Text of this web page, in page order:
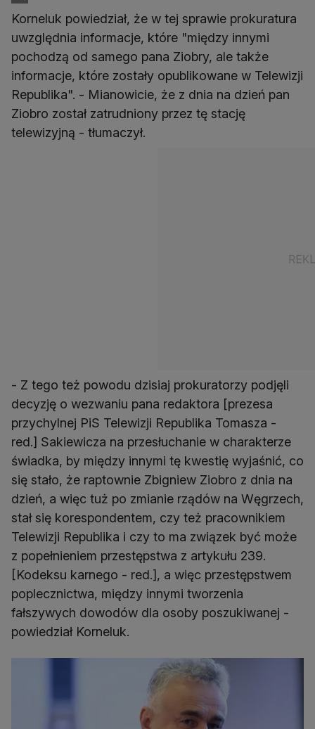
Korneluk powiedział, że w tej sprawie prokuratura
uwzględnia informacje, które "między innymi
pochodzą od samego pana Ziobry, ale także
informacje, które zostały opublikowane w Telewizji
Republika". - Mianowicie, że z dnia na dzień pan
Ziobro został zatrudniony przez tę stację
telewizyjną - tłumaczył.
- Z tego też powodu dzisiaj prokuratorzy podjęli
decyzję o wezwaniu pana redaktora [prezesa
przychylnej PiS Telewizji Republika Tomasza -
red.] Sakiewicza na przesłuchanie w charakterze
świadka, by między innymi tę kwestię wyjaśnić, co
się stało, że raptownie Zbigniew Ziobro z dnia na
dzień, a więc tuż po zmianie rządów na Węgrzech,
stał się korespondentem, czy też pracownikiem
Telewizji Republika i czy to ma związek być może
z popełnieniem przestępstwa z artykułu 239.
[Kodeksu karnego - red.], a więc przestępstwem
poplecznictwa, między innymi tworzenia
fałszywych dowodów dla osoby poszukiwanej -
powiedział Korneluk.